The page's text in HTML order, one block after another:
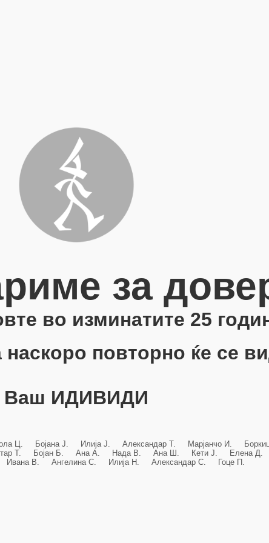
за
во изминатите 25
повторно ќе се
Ваш ИДИВИДИ
Ц. Бојана Ј. Илија Ј. Александар Т. Марјанчо И.
Т. Бојан Б. Ана А. Нада В. Ана Ш. Кети Ј. Елена
В. Ангелина С. Илија Н. Александар С. Гоце П.